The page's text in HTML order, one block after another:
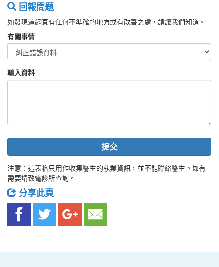
回報問題
如發現這網頁有任何不準確的地方或有改善之處，請讓我們知道。
有關事情
輸入資料
提交
注意：這表格只用作收集醫生的執業資訊，並不能聯絡醫生。如有
需要請致電診所查詢。
分享此頁